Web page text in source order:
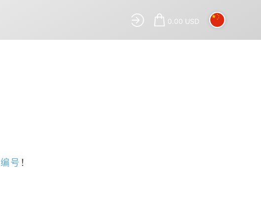
0.00 USD
编号 ！